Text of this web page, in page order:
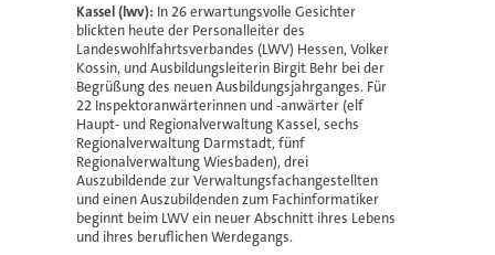
Kassel (lwv): In 26 erwartungsvolle Gesichter
blickten heute der Personalleiter des
Landeswohlfahrtsverbandes (LWV) Hessen, Volker
Kossin, und Ausbildungsleiterin Birgit Behr bei der
Begrüßung des neuen Ausbildungsjahrganges. Für
22 Inspektoranwärterinnen und -anwärter (elf
Haupt- und Regionalverwaltung Kassel, sechs
Regionalverwaltung Darmstadt, fünf
Regionalverwaltung Wiesbaden), drei
Auszubildende zur Verwaltungsfachangestellten
und einen Auszubildenden zum Fachinformatiker
beginnt beim LWV ein neuer Abschnitt ihres Lebens
und ihres beruflichen Werdegangs.